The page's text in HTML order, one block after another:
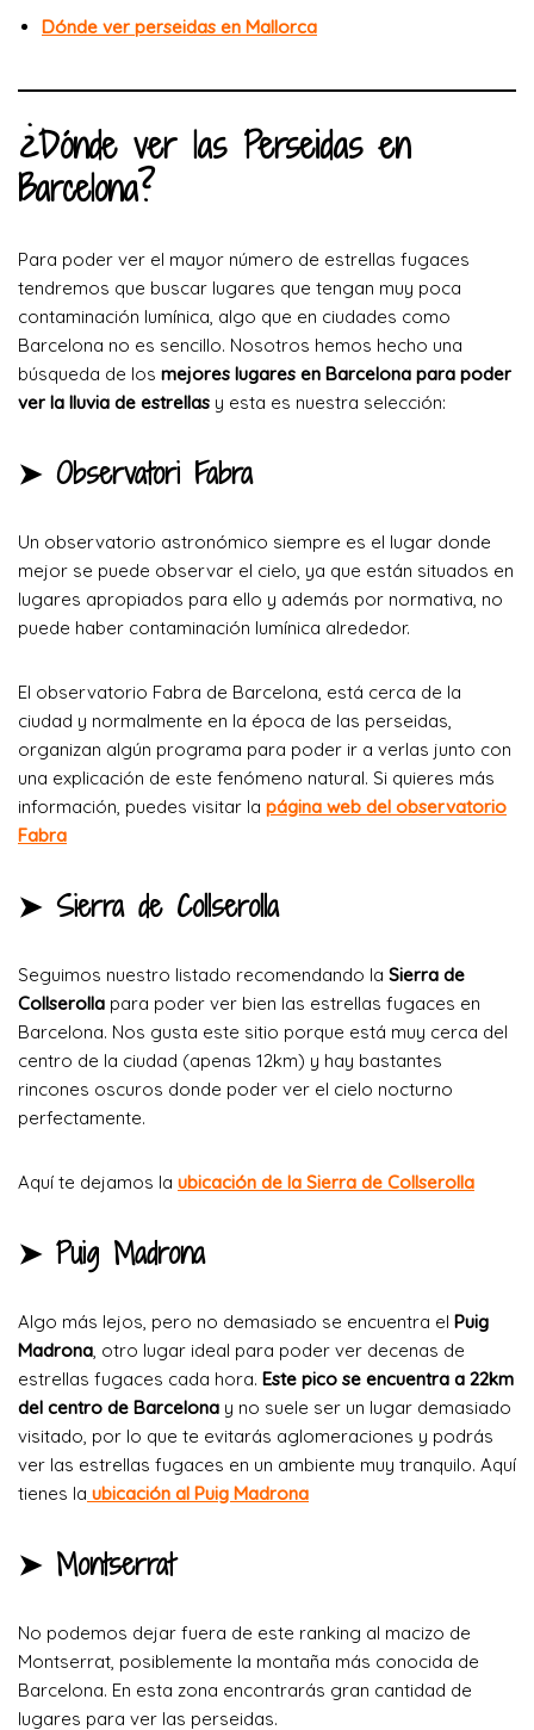
Dónde ver perseidas en Mallorca
¿Dónde ver las Perseidas en
Barcelona?
Para poder ver el mayor número de estrellas fugaces
tendremos que buscar lugares que tengan muy poca
contaminación lumínica, algo que en ciudades como
Barcelona no es sencillo. Nosotros hemos hecho una
búsqueda de los mejores lugares en Barcelona para poder
ver la lluvia de estrellas y esta es nuestra selección:
➤ Observatori Fabra
Un observatorio astronómico siempre es el lugar donde
mejor se puede observar el cielo, ya que están situados en
lugares apropiados para ello y además por normativa, no
puede haber contaminación lumínica alrededor.
El observatorio Fabra de Barcelona, está cerca de la
ciudad y normalmente en la época de las perseidas,
organizan algún programa para poder ir a verlas junto con
una explicación de este fenómeno natural. Si quieres más
información, puedes visitar la página web del observatorio
Fabra
➤ Sierra de Collserolla
Seguimos nuestro listado recomendando la Sierra de
Collserolla para poder ver bien las estrellas fugaces en
Barcelona. Nos gusta este sitio porque está muy cerca del
centro de la ciudad (apenas 12km) y hay bastantes
rincones oscuros donde poder ver el cielo nocturno
perfectamente.
Aquí te dejamos la ubicación de la Sierra de Collserolla
➤ Puig Madrona
Algo más lejos, pero no demasiado se encuentra el Puig
Madrona, otro lugar ideal para poder ver decenas de
estrellas fugaces cada hora. Este pico se encuentra a 22km
del centro de Barcelona y no suele ser un lugar demasiado
visitado, por lo que te evitarás aglomeraciones y podrás
ver las estrellas fugaces en un ambiente muy tranquilo. Aquí
tienes la ubicación al Puig Madrona
➤ Montserrat
No podemos dejar fuera de este ranking al macizo de
Montserrat, posiblemente la montaña más conocida de
Barcelona. En esta zona encontrarás gran cantidad de
lugares para ver las perseidas.